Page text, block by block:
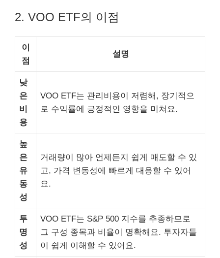
2. VOO ETF의 이점
이
점
설명
낮
은
비
용
VOO ETF는 관리비용이 저렴해, 장기적으
로 수익률에 긍정적인 영향을 미쳐요.
높
은
유
동
성
거래량이 많아 언제든지 쉽게 매도할 수 있
고, 가격 변동성에 빠르게 대응할 수 있어
요.
투
명
성
VOO ETF는 S&P 500 지수를 추종하므로
그 구성 종목과 비율이 명확해요. 투자자들
이 쉽게 이해할 수 있어요.